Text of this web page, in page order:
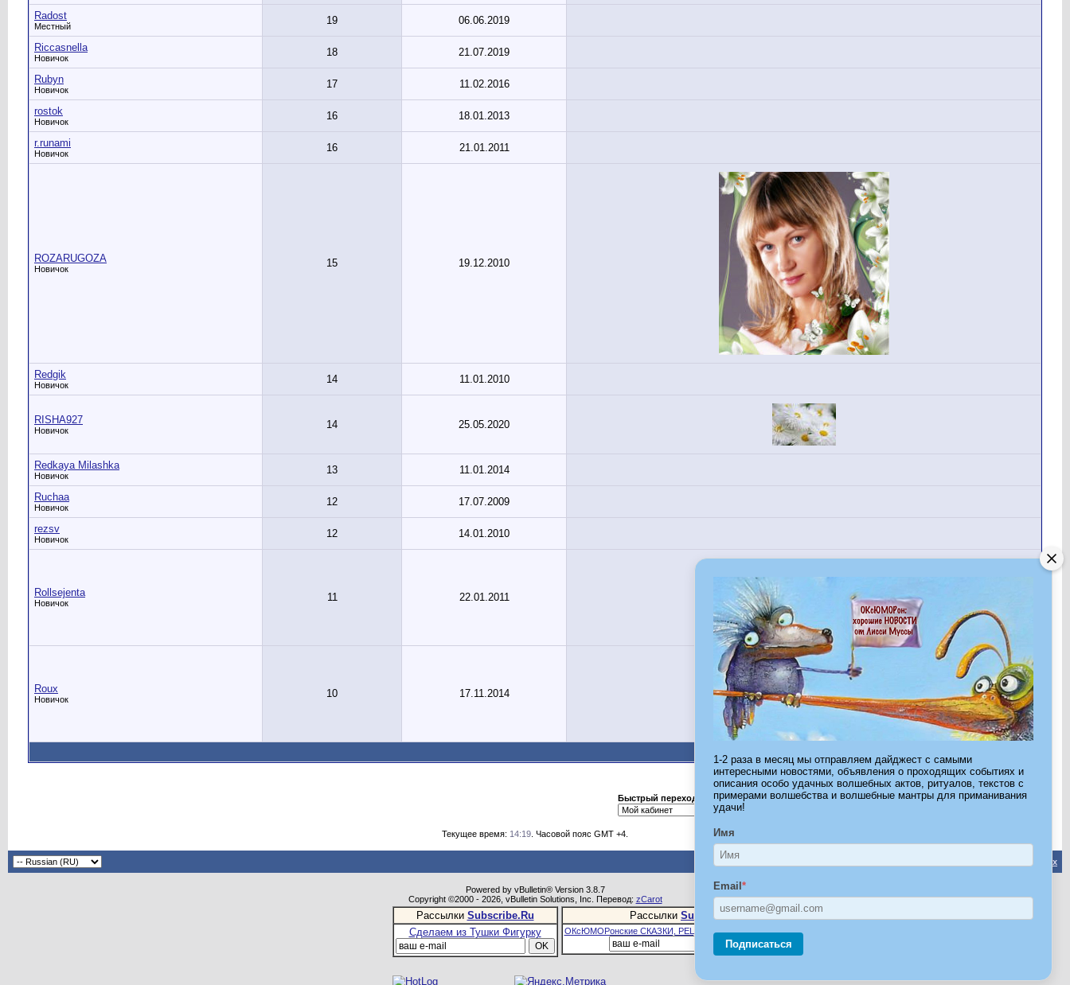
1-2 раза в месяц мы отправляем дайджест с самыми
интересными новостями, объявления о проходящих событиях и
описания особо удачных волшебных актов, ритуалов, текстов с
примерами волшебства и волшебные мантры для приманивания
удачи!
Имя
Email *
Подписаться
Radost
Местный 19 06.06.2019
Riccasnella
Новичок 18 21.07.2019
Rubyn
Новичок 17 11.02.2016
rostok
Новичок 16 18.01.2013
r.runami
Новичок 16 21.01.2011
ROZARUGOZA
Новичок 15 19.12.2010
Redgik
Новичок 14 11.01.2010
RISHA927
Новичок 14 25.05.2020
Redkaya Milashka
Новичок 13 11.01.2014
Ruchaa
Новичок 12 17.07.2009
rezsv
Новичок 12 14.01.2010
Rollsejenta
Новичок 11 22.01.2011
Roux
Новичок 10 17.11.2014
Страница 1 из 18 1 2 3 11 > Последняя »
Быстрый переход
Текущее время: 14:19 . Часовой пояс GMT +4.
Вверх
Powered by vBulletin® Version 3.8.7
Copyright ©2000 - 2026, vBulletin Solutions, Inc. Перевод: zCarot
Рассылки Subscribe.Ru
Сделаем из Тушки Фигурку
Рассылки Subscribe.Ru
ОКсЮМОРонские СКАЗКИ, РЕЦЕПТЫ И ШТУЧКИ ДЛЯ ВСЕХ